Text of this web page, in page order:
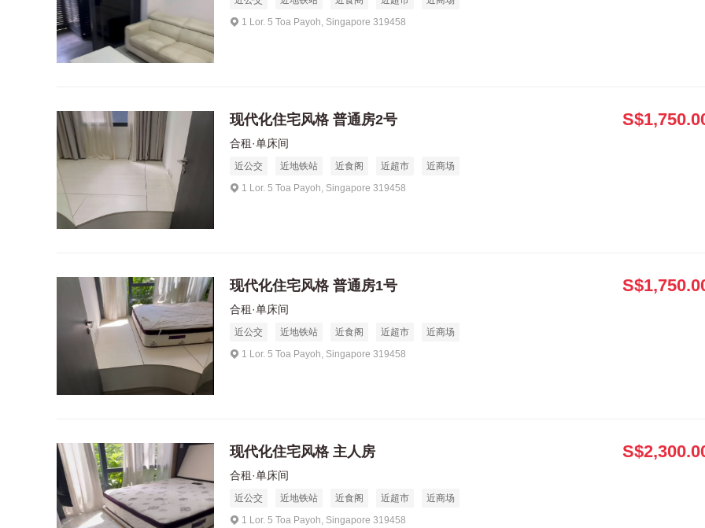
1 Lor. 5 Toa Payoh, Singapore 319458
现代化住宅风格 普通房2号
合租·单床间
近公交 近地铁站 近食阁 近超市
近商场
1 Lor. 5 Toa Payoh, Singapore 319458
现代化住宅风格 普通房1号
合租·单床间
近公交 近地铁站 近食阁 近超市
近商场
1 Lor. 5 Toa Payoh, Singapore 319458
现代化住宅风格 主人房
合租·单床间
近公交 近地铁站 近食阁 近超市
近商场
1 Lor. 5 Toa Payoh, Singapore 319458